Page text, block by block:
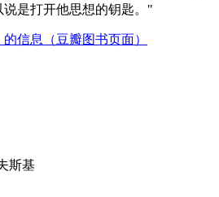
是打开他思想的钥匙。"
信息（豆瓣图书页面）
斯基